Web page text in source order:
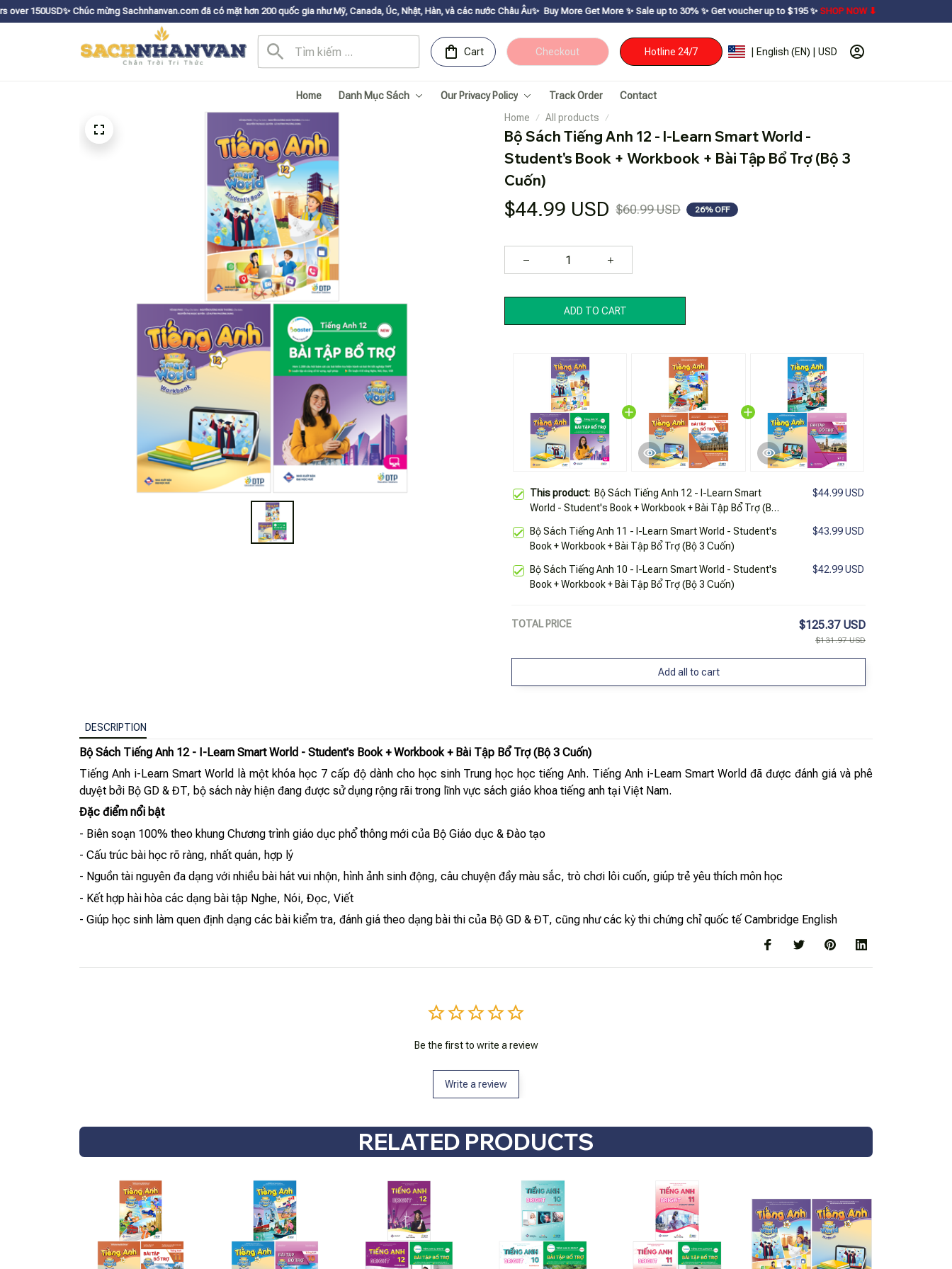
Chúc mừng Sachnhanvan.com đã có mặt hơn 200 quốc gia như Mỹ, Canada, Úc, Nhật, Hàn, và các nước Châu Âu✨ Buy More Get Moreㅤ ✨ㅤ Sale up to 30% ㅤ✨ㅤ Get voucher up to $195ㅤ ✨ㅤSHOP NOW ⬇
Cart Checkout Hotline 24/7 | English (EN) | USD
Home Danh Mục Sách Our Privacy Policy Track Order
Contact
Home
All products
Bộ Sách Tiếng Anh 12 - I-Learn Smart World -
Student's Book + Workbook + Bài Tập Bổ Trợ (Bộ 3
Cuốn)
$44.99 USD $60.99 USD 26% OFF
ADD TO CART
This product: Bộ Sách Tiếng Anh 12 - I-Learn Smart
World - Student's Book + Workbook + Bài Tập Bổ Trợ (Bộ
$44.99 USD
Bộ Sách Tiếng Anh 11 - I-Learn Smart World - Student's
Book + Workbook + Bài Tập Bổ Trợ (Bộ 3 Cuốn)
$43.99 USD
Bộ Sách Tiếng Anh 10 - I-Learn Smart World - Student's
Book + Workbook + Bài Tập Bổ Trợ (Bộ 3 Cuốn)
$42.99 USD
TOTAL PRICE $125.37 USD
$131.97 USD
Add all to cart
DESCRIPTION
Bộ Sách Tiếng Anh 12 - I-Learn Smart World - Student's Book + Workbook + Bài Tập Bổ Trợ (Bộ 3 Cuốn)
Tiếng Anh i-Learn Smart World là một khóa học 7 cấp độ dành cho học sinh Trung học học tiếng Anh. Tiếng Anh i-Learn Smart World đã được đánh giá và phê
duyệt bởi Bộ GD & ĐT, bộ sách này hiện đang được sử dụng rộng rãi trong lĩnh vực sách giáo khoa tiếng anh tại Việt Nam.
Đặc điểm nổi bật
- Biên soạn 100% theo khung Chương trình giáo dục phổ thông mới của Bộ Giáo dục & Đào tạo
- Cấu trúc bài học rõ ràng, nhất quán, hợp lý
- Nguồn tài nguyên đa dạng với nhiều bài hát vui nhộn, hình ảnh sinh động, câu chuyện đầy màu sắc, trò chơi lôi cuốn, giúp trẻ yêu thích môn học
- Kết hợp hài hòa các dạng bài tập Nghe, Nói, Đọc, Viết
- Giúp học sinh làm quen định dạng các bài kiểm tra, đánh giá theo dạng bài thi của Bộ GD & ĐT, cũng như các kỳ thi chứng chỉ quốc tế Cambridge English
Be the first to write a review
Write a review
RELATED PRODUCTS